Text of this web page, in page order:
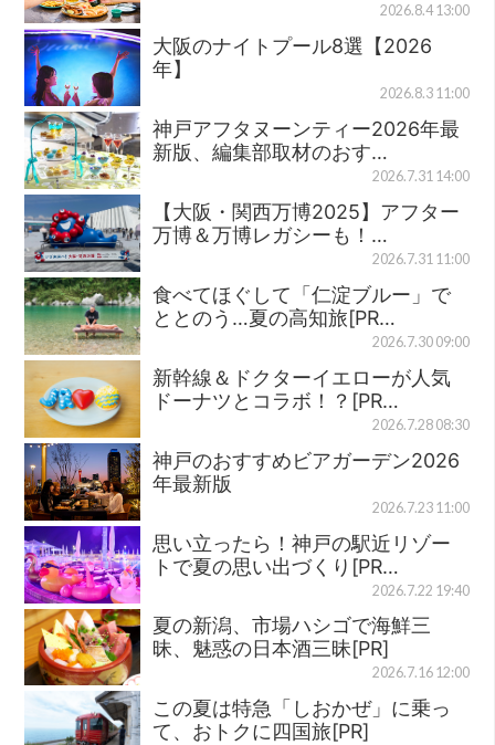
2026.8.4 13:00
大阪のナイトプール8選【2026
年】
2026.8.3 11:00
神戸アフタヌーンティー2026年最
新版、編集部取材のおす…
2026.7.31 14:00
【大阪・関西万博2025】アフター
万博＆万博レガシーも！…
2026.7.31 11:00
食べてほぐして「仁淀ブルー」で
ととのう…夏の高知旅[PR…
2026.7.30 09:00
新幹線＆ドクターイエローが人気
ドーナツとコラボ！？[PR…
2026.7.28 08:30
神戸のおすすめビアガーデン2026
年最新版
2026.7.23 11:00
思い立ったら！神戸の駅近リゾー
トで夏の思い出づくり[PR…
2026.7.22 19:40
夏の新潟、市場ハシゴで海鮮三
昧、魅惑の日本酒三昧[PR]
2026.7.16 12:00
この夏は特急「しおかぜ」に乗っ
て、おトクに四国旅[PR]